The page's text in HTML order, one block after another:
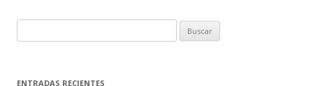
ENTRADAS RECIENTES